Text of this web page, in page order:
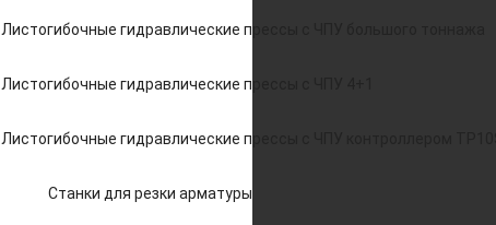
Листогибочные гидравлические прессы с ЧПУ большого тоннажа
Листогибочные гидравлические прессы с ЧПУ 4+1
Листогибочные гидравлические прессы с ЧПУ контроллером TP10S
Станки для резки арматуры